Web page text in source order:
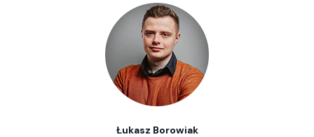
Łukasz Borowiak